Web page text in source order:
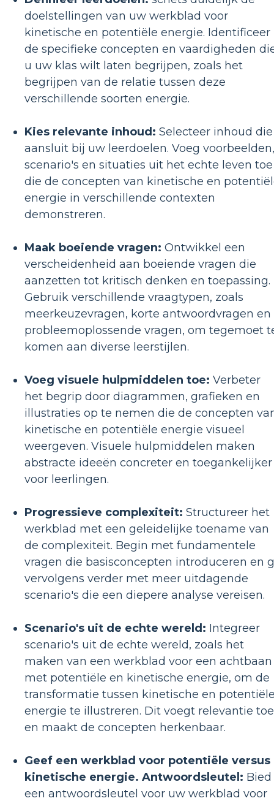
doelstellingen van uw werkblad voor
kinetische en potentiële energie. Identificeer
de specifieke concepten en vaardigheden
u uw klas wilt laten begrijpen, zoals het
begrijpen van de relatie tussen deze
verschillende soorten energie.
Kies relevante inhoud: Selecteer inhoud die
aansluit bij uw leerdoelen. Voeg voorbeelden,
scenario's en situaties uit het echte leven toe
die de concepten van kinetische en
energie in verschillende contexten
demonstreren.
Maak boeiende vragen: Ontwikkel een
verscheidenheid aan boeiende vragen die
aanzetten tot kritisch denken en toepassing.
Gebruik verschillende vraagtypen, zoals
meerkeuzevragen, korte antwoordvragen en
probleemoplossende vragen, om tegemoet
komen aan diverse leerstijlen.
Voeg visuele hulpmiddelen toe: Verbeter
het begrip door diagrammen, grafieken en
illustraties op te nemen die de concepten
kinetische en potentiële energie visueel
weergeven. Visuele hulpmiddelen maken
abstracte ideeën concreter en toegankelijker
voor leerlingen.
Progressieve complexiteit: Structureer het
werkblad met een geleidelijke toename van
de complexiteit. Begin met fundamentele
vragen die basisconcepten introduceren en
vervolgens verder met meer uitdagende
scenario's die een diepere analyse vereisen.
Scenario's uit de echte wereld: Integreer
scenario's uit de echte wereld, zoals het
maken van een werkblad voor een achtbaan
met potentiële en kinetische energie, om de
transformatie tussen kinetische en
energie te illustreren. Dit voegt relevantie toe
en maakt de concepten herkenbaar.
Geef een werkblad voor potentiële versus
kinetische energie. Antwoordsleutel: Bied
een antwoordsleutel voor uw werkblad voor